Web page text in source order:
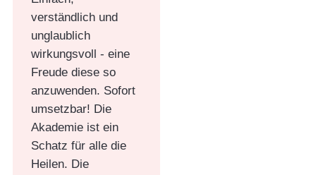
verständlich und
unglaublich
wirkungsvoll - eine
Freude diese so
anzuwenden. Sofort
umsetzbar! Die
Akademie ist ein
Schatz für alle die
Heilen. Die